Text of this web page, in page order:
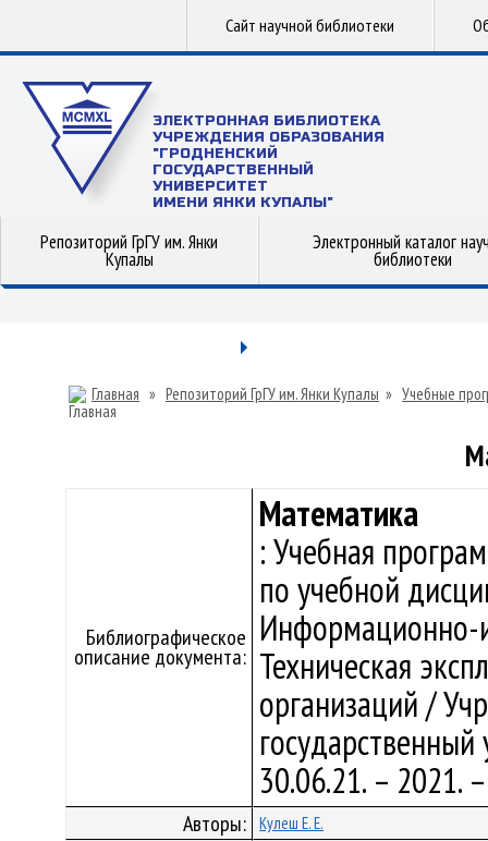
Сайт научной библиотеки
ЭЛЕКТРОННАЯ БИБЛИОТЕКА
УЧРЕЖДЕНИЯ ОБРАЗОВАНИЯ
"ГРОДНЕНСКИЙ
ГОСУДАРСТВЕННЫЙ
УНИВЕРСИТЕТ
ИМЕНИ ЯНКИ КУПАЛЫ"
Репозиторий ГрГУ им. Янки
Купалы
Электронный каталог
библиотеки
Главная » Репозиторий ГрГУ им. Янки Купалы » Учебные
Библиографическое
описание документа:
Математика
: Учебная
по учебной
Информационно-
Техническая
организаций /
30.06.21. –
Авторы: Кулеш Е. Е.